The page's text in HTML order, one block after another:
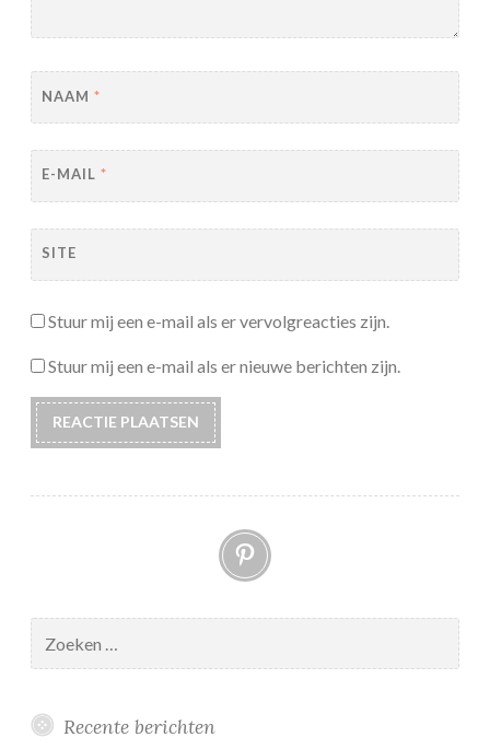
NAAM *
E-MAIL *
SITE
Stuur mij een e-mail als er vervolgreacties zijn.
Stuur mij een e-mail als er nieuwe berichten zijn.
Pinterest
naar:
Recente berichten